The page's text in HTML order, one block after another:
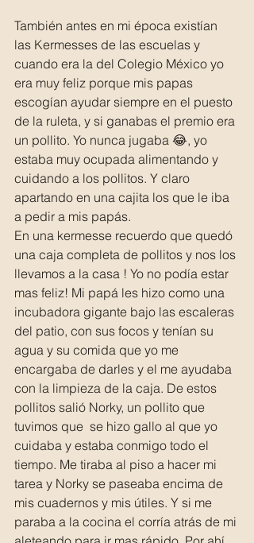
También antes en mi época existían
las Kermesses de las escuelas y
cuando era la del Colegio México yo
era muy feliz porque mis papas
escogían ayudar siempre en el puesto
de la ruleta, y si ganabas el premio era
un pollito. Yo nunca jugaba 😂, yo
estaba muy ocupada alimentando y
cuidando a los pollitos. Y claro
apartando en una cajita los que le iba
a pedir a mis papás.
En una kermesse recuerdo que quedó
una caja completa de pollitos y nos los
llevamos a la casa ! Yo no podía estar
mas feliz! Mi papá les hizo como una
incubadora gigante bajo las escaleras
del patio, con sus focos y tenían su
agua y su comida que yo me
encargaba de darles y el me ayudaba
con la limpieza de la caja. De estos
pollitos salió Norky, un pollito que
tuvimos que  se hizo gallo al que yo
cuidaba y estaba conmigo todo el
tiempo. Me tiraba al piso a hacer mi
tarea y Norky se paseaba encima de
mis cuadernos y mis útiles. Y si me
paraba a la cocina el corría atrás de mi